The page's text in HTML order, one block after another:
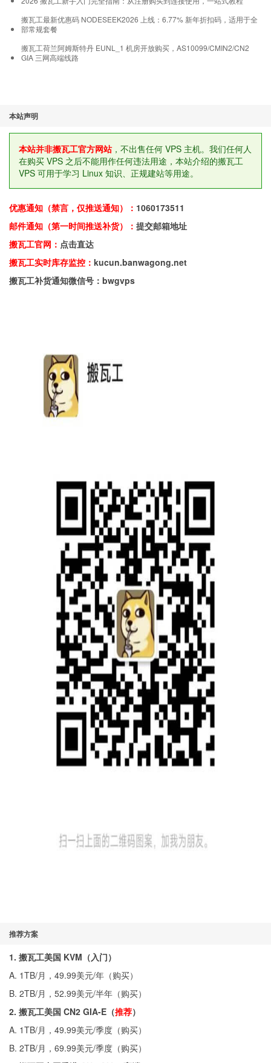
搬瓦工最新优惠码 NODESEEK2026 上线：6.77% 新年折扣码，适用于全
部常规套餐
搬瓦工荷兰阿姆斯特丹 EUNL_1 机房开放购买，AS10099/CMIN2/CN2
GIA 三网高端线路
本站声明
本站并非搬瓦工官方网站，不出售任何 VPS 主机。我们任何人
在购买 VPS 之后不能用作任何违法用途，本站介绍的搬瓦工
VPS 可用于学习 Linux 知识、正规建站等用途。
优惠通知（禁言，仅推送通知）： 1060173511
邮件通知（第一时间推送补货）： 提交邮箱地址
搬瓦工官网： 点击直达
搬瓦工实时库存监控： kucun.banwagong.net
搬瓦工补货通知微信号：bwgvps
推荐方案
1. 搬瓦工美国 KVM（入门）
A. 1TB/月，49.99美元/年（购买）
B. 2TB/月，52.99美元/半年（购买）
2. 搬瓦工美国 CN2 GIA-E（推荐）
A. 1TB/月，49.99美元/季度（购买）
B. 2TB/月，69.99美元/季度（购买）